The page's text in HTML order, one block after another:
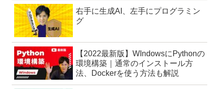
右手に生成AI、左手にプログラミン
グ
【2022最新版】WIndowsにPythonの
環境構築｜通常のインストール方
法、Dockerを使う方法も解説